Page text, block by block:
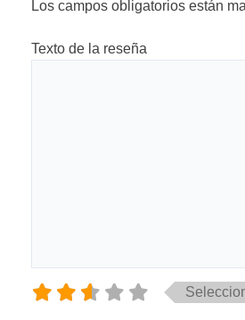
Los campos obligatorios están
Texto de la reseña